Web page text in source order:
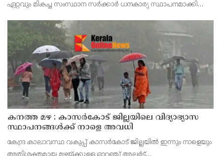
ഏറ്റവും മികച്ച സംസ്ഥാന സർക്കാർ ധനകാര്യ സ്ഥാപനമാക്കി
ആഭിമുഖ്യത്തിൽ വിപുലീകരിച്ച 'മുഖ്യമന്ത്ര
കനത്ത മഴ : കാസർകോട് ജില്ലയിലെ വിദ്യാഭ്യാസ
സ്ഥാപനങ്ങൾക്ക് നാളെ അവധി
കേന്ദ്ര കാലാവസ്ഥ വകുപ്പ് കാസർകോട് ജില്ലയിൽ ഇന്നും നാളെയും